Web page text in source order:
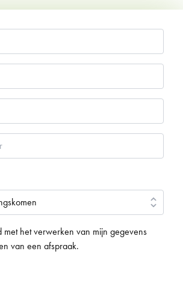
met het verwerken van mijn gegevens
van een afspraak.